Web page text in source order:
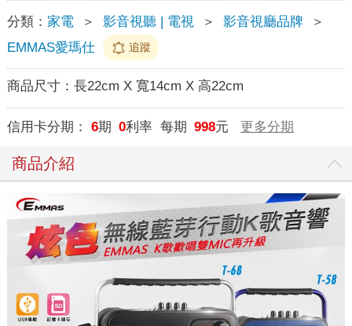
分類： 家電 ＞ 影音視聽 | 電視 ＞ 影音視廳品牌
＞
EMMAS愛瑪仕
追蹤
商品尺寸： 長22cm X 寬14cm X 高22cm
信用卡分期： 6期 0利率 每期 998元 更多分期
商品介紹